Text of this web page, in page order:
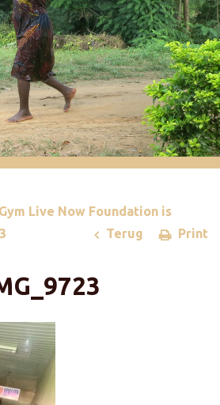
Live Now Foundation is
Print
Terug